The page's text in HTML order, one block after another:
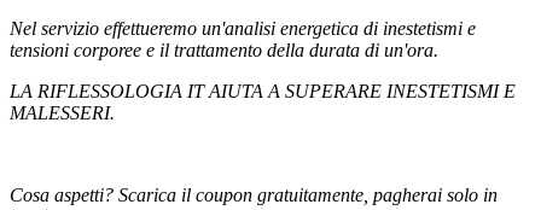
Nel servizio effettueremo un'analisi energetica di inestetismi e
tensioni corporee e il trattamento della durata di un'ora.
LA RIFLESSOLOGIA IT AIUTA A SUPERARE INESTETISMI E
MALESSERI.
Cosa aspetti? Scarica il coupon gratuitamente, pagherai solo in